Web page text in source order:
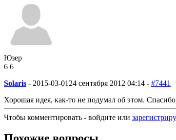
Юзер
6 6
Solaris - 2015-03-01 24 сентября 2012 04:14 - #7441
Хорошая идея, как-то не подумал об этом.
Чтобы комментировать - войдите или